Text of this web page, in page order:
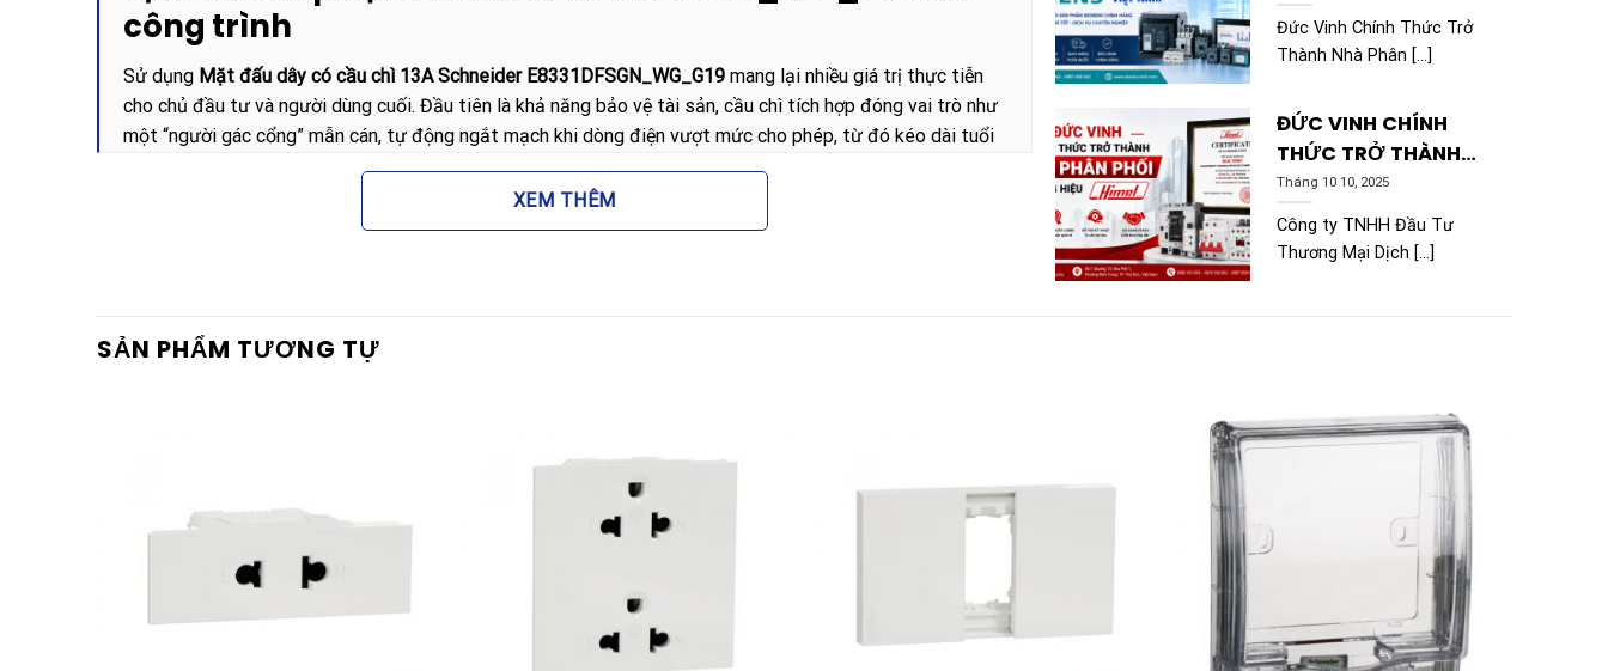
công trình
Sử dụng Mặt đấu dây có cầu chì 13A Schneider E8331DFSGN_WG_G19mang lại nhiều giá trị thực tiễn
cho chủ đầu tư và người dùng cuối. Đầu tiên là khả năng bảo vệ tài sản, cầu chì tích hợp đóng vai trò như
một “người gác cổng” mẫn cán, tự động ngắt mạch khi dòng điện vượt mức cho phép, từ đó kéo dài tuổi
thọ cho các thiết bị điện đắt tiền trong nhà.
Về mặt thẩm mỹ, sản phẩm giúp loại bỏ những điểm nối dây thô cứng, thay vào đó là một bề mặt phẳng
Ứng dụng của Mặt đấu dây có cầu chì 13A Schneider
Dùng để đấu nối cho các thiết bị công suất vừa phải như lò nướng, máy hút mùi, đảm bảo
an toàn phòng chống cháy nổ.
Phòng khách và phòng ngủ:
Tăng cường vẻ sang trọng cho không gian nghỉ dưỡng đồng thời đảm bảo an toàn
XEM THÊM
CHÍNH THỨC CỦA
SIEMENS VIỆT NAM
Đức Vinh Chính Thức Trở
Thành Nhà Phân [...]
ĐỨC VINH CHÍNH
THỨC TRỞ THÀNH
NHÀ PHÂN PHỐI
THƯƠNG HIỆU HIMEL
Tháng 10 10, 2025
Công ty TNHH Đầu Tư
Thương Mại Dịch [...]
SẢN PHẨM TƯƠNG TỰ